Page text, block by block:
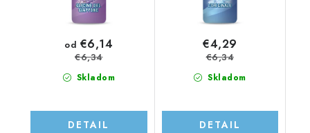
Skladom
od €6,14
€6,34
DETAIL
Skladom
€4,29
€6,34
DETAIL